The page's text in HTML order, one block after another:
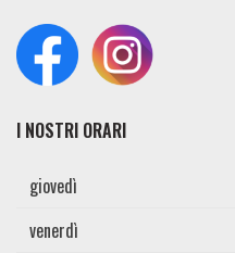
I NOSTRI ORARI
giovedì
venerdì